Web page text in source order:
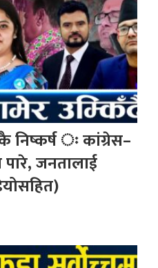
निष्कर्ष ः कांग्रेस–
जनतालाई